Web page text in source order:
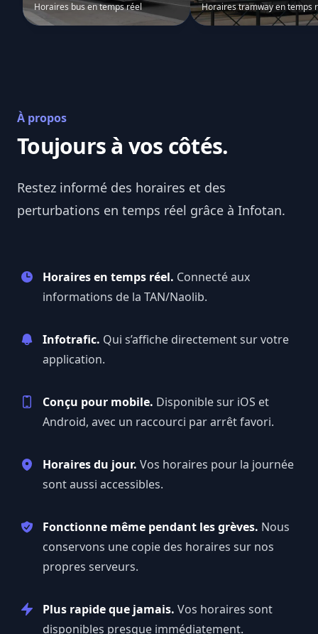
Horaires bus en temps réel Horaires tramway en temps
À propos
Toujours à vos côtés.
Restez informé des horaires et des
perturbations en temps réel grâce à Infotan.
Horaires en temps réel. Connecté aux
informations de la TAN/Naolib.
Infotrafic. Qui s’affiche directement sur votre
application.
Conçu pour mobile. Disponible sur iOS et
Android, avec un raccourci par arrêt favori.
Horaires du jour. Vos horaires pour la journée
sont aussi accessibles.
Fonctionne même pendant les grèves. Nous
conservons une copie des horaires sur nos
propres serveurs.
Plus rapide que jamais. Vos horaires sont
disponibles presque immédiatement.